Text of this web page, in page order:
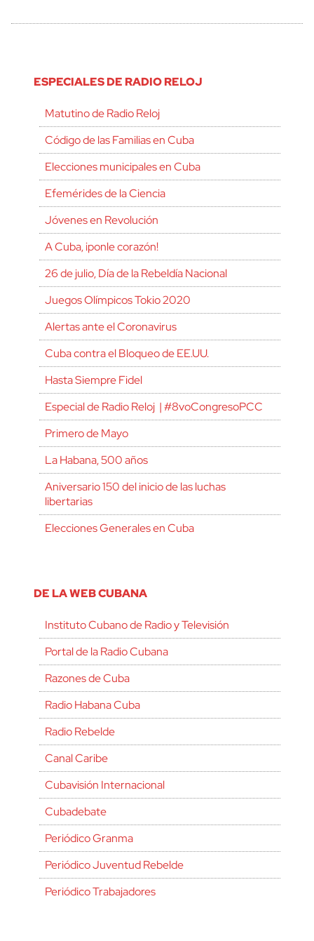
ESPECIALES DE RADIO RELOJ
Matutino de Radio Reloj
Código de las Familias en Cuba
Elecciones municipales en Cuba
Efemérides de la Ciencia
Jóvenes en Revolución
A Cuba, ¡ponle corazón!
26 de julio, Día de la Rebeldía Nacional
Juegos Olímpicos Tokio 2020
Alertas ante el Coronavirus
Cuba contra el Bloqueo de EE.UU.
Hasta Siempre Fidel
Especial de Radio Reloj | #8voCongresoPCC
Primero de Mayo
La Habana, 500 años
Aniversario 150 del inicio de las luchas
libertarias
Elecciones Generales en Cuba
DE LA WEB CUBANA
Instituto Cubano de Radio y Televisión
Portal de la Radio Cubana
Razones de Cuba
Radio Habana Cuba
Radio Rebelde
Canal Caribe
Cubavisión Internacional
Cubadebate
Periódico Granma
Periódico Juventud Rebelde
Periódico Trabajadores